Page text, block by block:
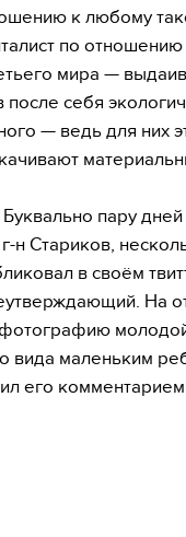
к любому
по отношению
мира —
после себя
— ведь для них
пару
н Стариков,
в своём
На
вида маленьким
его